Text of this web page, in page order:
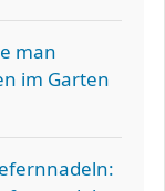
man
im Garten